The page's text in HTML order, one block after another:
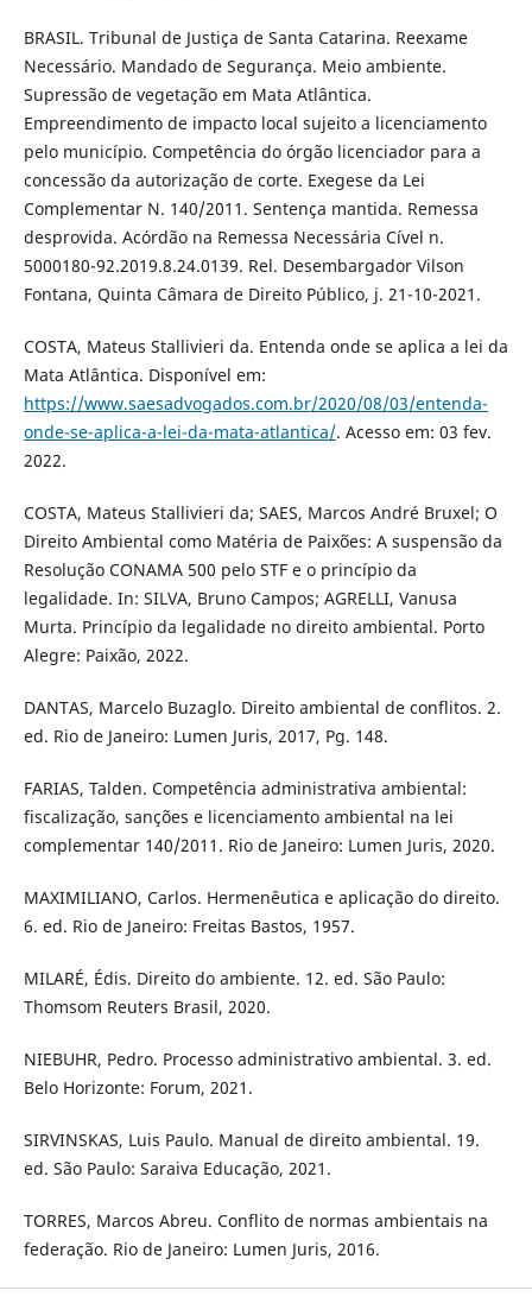
BRASIL. Tribunal de Justiça de Santa Catarina. Reexame
Necessário. Mandado de Segurança. Meio ambiente.
Supressão de vegetação em Mata Atlântica.
Empreendimento de impacto local sujeito a licenciamento
pelo município. Competência do órgão licenciador para a
concessão da autorização de corte. Exegese da Lei
Complementar N. 140/2011. Sentença mantida. Remessa
desprovida. Acórdão na Remessa Necessária Cível n.
5000180-92.2019.8.24.0139. Rel. Desembargador Vilson
Fontana, Quinta Câmara de Direito Público, j. 21-10-2021.
COSTA, Mateus Stallivieri da. Entenda onde se aplica a lei da
Mata Atlântica. Disponível em:
https://www.saesadvogados.com.br/2020/08/03/entenda-
onde-se-aplica-a-lei-da-mata-atlantica/. Acesso em: 03 fev.
2022.
COSTA, Mateus Stallivieri da; SAES, Marcos André Bruxel; O
Direito Ambiental como Matéria de Paixões: A suspensão da
Resolução CONAMA 500 pelo STF e o princípio da
legalidade. In: SILVA, Bruno Campos; AGRELLI, Vanusa
Murta. Princípio da legalidade no direito ambiental. Porto
Alegre: Paixão, 2022.
DANTAS, Marcelo Buzaglo. Direito ambiental de conflitos. 2.
ed. Rio de Janeiro: Lumen Juris, 2017, Pg. 148.
FARIAS, Talden. Competência administrativa ambiental:
fiscalização, sanções e licenciamento ambiental na lei
complementar 140/2011. Rio de Janeiro: Lumen Juris, 2020.
MAXIMILIANO, Carlos. Hermenêutica e aplicação do direito.
6. ed. Rio de Janeiro: Freitas Bastos, 1957.
MILARÉ, Édis. Direito do ambiente. 12. ed. São Paulo:
Thomsom Reuters Brasil, 2020.
NIEBUHR, Pedro. Processo administrativo ambiental. 3. ed.
Belo Horizonte: Forum, 2021.
SIRVINSKAS, Luis Paulo. Manual de direito ambiental. 19.
ed. São Paulo: Saraiva Educação, 2021.
TORRES, Marcos Abreu. Conflito de normas ambientais na
federação. Rio de Janeiro: Lumen Juris, 2016.